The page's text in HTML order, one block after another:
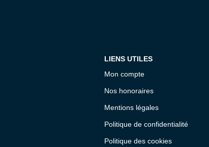
LIENS UTILES
Mon compte
Nos honoraires
Mentions légales
Politique de confidentialité
Politique des cookies